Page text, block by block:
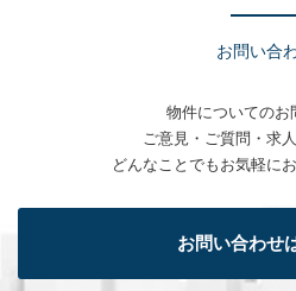
お問い合
物件についてのお
ご意見・ご質問・求
どんなことでもお気軽に
お問い合わせ